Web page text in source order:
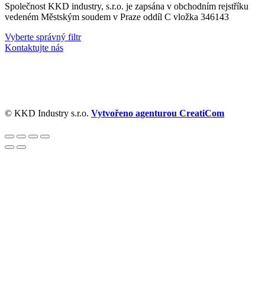
Společnost KKD industry, s.r.o. je zapsána v obchodním rejstříku
vedeném Městským soudem v Praze oddíl C vložka 346143
Vyberte správný filtr
Kontaktujte nás
© KKD Industry s.r.o. Vytvořeno agenturou CreatiCom